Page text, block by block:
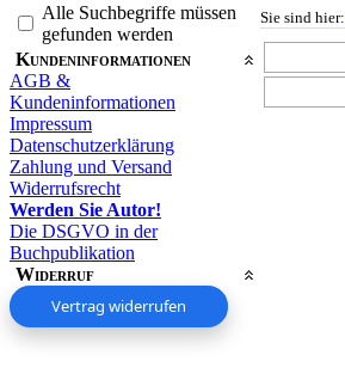
Alle Suchbegriffe müssen
gefunden werden
Kundeninformationen
AGB &
Kundeninformationen
Impressum
Datenschutzerklärung
Zahlung und Versand
Widerrufsrecht
Werden Sie Autor!
Die DSGVO in der
Buchpublikation
Widerruf
Vertrag widerrufen
Sie sind hier: